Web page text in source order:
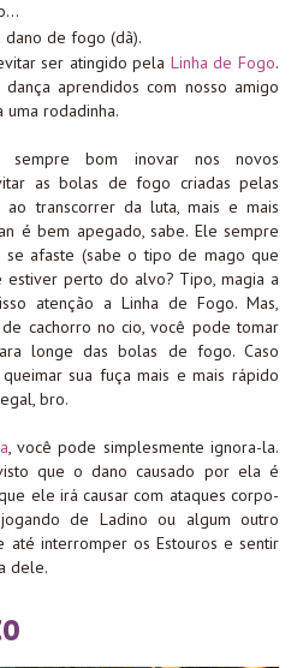
dano de fogo (dã).
ser atingido pela Linha de Fogo.
aprendidos com nosso amigo
uma rodadinha.
sempre bom inovar nos novos
as bolas de fogo criadas pelas
ao transcorrer da luta, mais e mais
é bem apegado, sabe. Ele sempre
se afaste (sabe o tipo de mago que
estiver perto do alvo? Tipo, magia a
atenção a Linha de Fogo. Mas,
cachorro no cio, você pode tomar
longe das bolas de fogo. Caso
sua fuça mais e mais rápido
bro.
, você pode simplesmente ignora-la.
que o dano causado por ela é
ele irá causar com ataques corpo-
de Ladino ou algum outro
até interromper os Estouros e sentir
dele.